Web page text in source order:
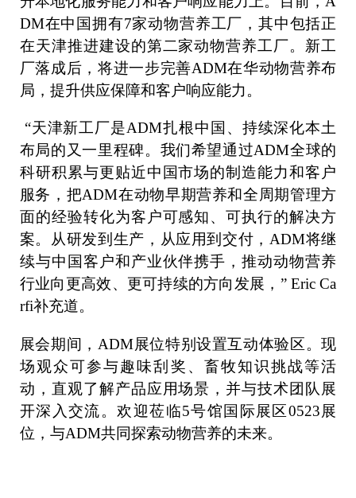
DM在中国拥有7家动物营养工厂，其中包括正
在天津推进建设的第二家动物营养工厂。新工
厂落成后，将进一步完善ADM在华动物营养布
局，提升供应保障和客户响应能力。
“天津新工厂是ADM扎根中国、持续深化本土
布局的又一里程碑。我们希望通过ADM全球的
科研积累与更贴近中国市场的制造能力和客户
服务，把ADM在动物早期营养和全周期管理方
面的经验转化为客户可感知、可执行的解决方
案。从研发到生产，从应用到交付，ADM将继
续与中国客户和产业伙伴携手，推动动物营养
行业向更高效、更可持续的方向发展，” Eric Ca
rfi补充道。
展会期间，ADM展位特别设置互动体验区。现
场观众可参与趣味刮奖、畜牧知识挑战等活
动，直观了解产品应用场景，并与技术团队展
开深入交流。欢迎莅临5号馆国际展区0523展
位，与ADM共同探索动物营养的未来。